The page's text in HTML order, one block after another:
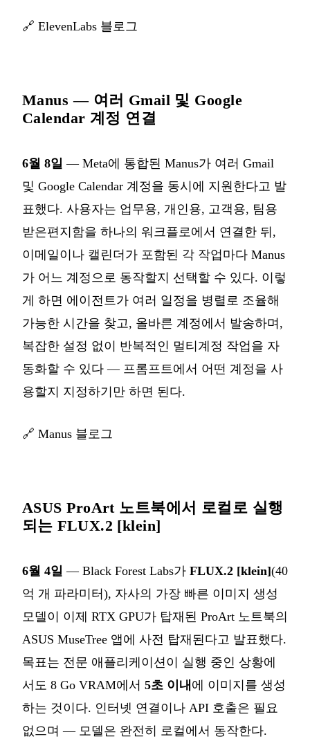
🔗 ElevenLabs 블로그
Manus — 여러 Gmail 및 Google
Calendar 계정 연결
6월 8일 — Meta에 통합된 Manus가 여러 Gmail
및 Google Calendar 계정을 동시에 지원한다고 발
표했다. 사용자는 업무용, 개인용, 고객용, 팀용
받은편지함을 하나의 워크플로에서 연결한 뒤,
이메일이나 캘린더가 포함된 각 작업마다 Manus
가 어느 계정으로 동작할지 선택할 수 있다. 이렇
게 하면 에이전트가 여러 일정을 병렬로 조율해
가능한 시간을 찾고, 올바른 계정에서 발송하며,
복잡한 설정 없이 반복적인 멀티계정 작업을 자
동화할 수 있다 — 프롬프트에서 어떤 계정을 사
용할지 지정하기만 하면 된다.
🔗 Manus 블로그
ASUS ProArt 노트북에서 로컬로 실행
되는 FLUX.2 [klein]
6월 4일 — Black Forest Labs가 FLUX.2 [klein](40
억 개 파라미터), 자사의 가장 빠른 이미지 생성
모델이 이제 RTX GPU가 탑재된 ProArt 노트북의
ASUS MuseTree 앱에 사전 탑재된다고 발표했다.
목표는 전문 애플리케이션이 실행 중인 상황에
서도 8 Go VRAM에서 5초 이내 에 이미지를 생성
하는 것이다. 인터넷 연결이나 API 호출은 필요
없으며 — 모델은 완전히 로컬에서 동작한다.